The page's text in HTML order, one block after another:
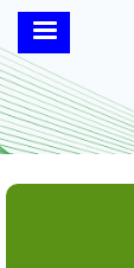
Aller
contenu
principal